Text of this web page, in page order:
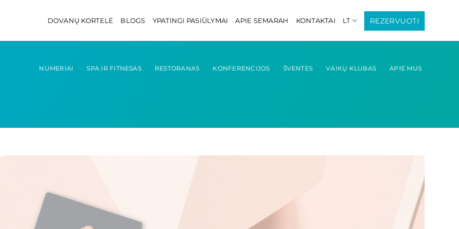
DOVANŲ KORTELĖ BLOGS YPATINGI PASIŪLYMAI APIE SEMARAH KONTAKTAI LT REZERVUOTI
NUMERIAI SPA IR FITNESAS RESTORANAS KONFERENCIJOS ŠVENTĖS VAIKŲ KLUBAS APIE MUS